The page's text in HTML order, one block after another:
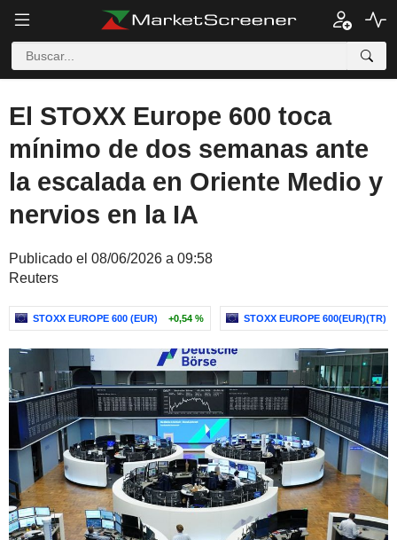
El STOXX Europe 600 toca
mínimo de dos semanas ante
la escalada en Oriente Medio y
nervios en la IA
Publicado el 08/06/2026 a 09:58
Reuters
STOXX EUROPE 600 (EUR) +0,54 % STOXX EUROPE 600(EUR)(TR)